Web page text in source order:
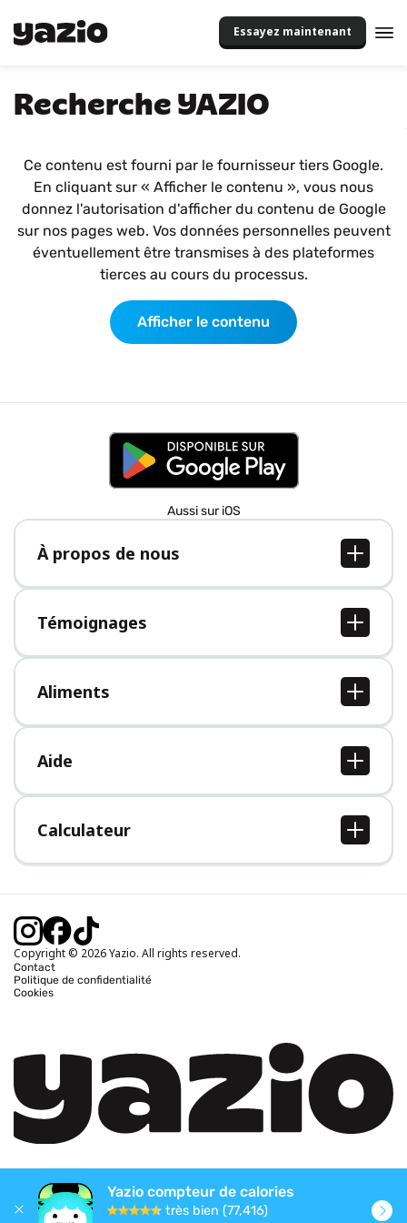
Essayez maintenant
Recherche YAZIO
Ce contenu est fourni par le fournisseur tiers Google.
En cliquant sur « Afficher le contenu », vous nous
donnez l'autorisation d'afficher du contenu de Google
sur nos pages web. Vos données personnelles peuvent
éventuellement être transmises à des plateformes
tierces au cours du processus.
Afficher le contenu
Aussi sur iOS
À propos de nous
À propos de nous
Postes
Presse
Témoignages
Tous les témoignages
Aliments
Tous les aliments
Aide
Centre d'aide
Calculateur
Calcul IMC
Calcul poids idéal
Calcul calories brûlées
Copyright © 2026 Yazio. All rights reserved.
Contact
Politique de confidentialité
Cookies
Yazio compteur de calories
très bien (77,416)